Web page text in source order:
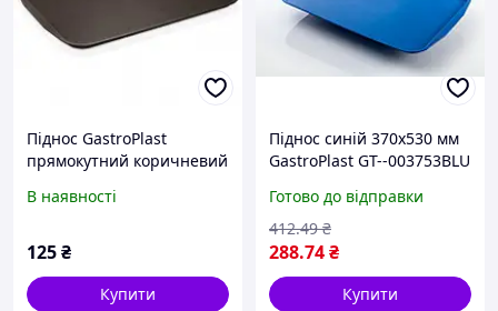
Піднос GastroPlast
прямокутний коричневий
з швидкою доставкою по
В наявності
125₴
Купити
Піднос синій 370х530 мм
GastroPlast GT--003753BLU
Готово до відправки
288.74₴
412.49 ₴
Купити